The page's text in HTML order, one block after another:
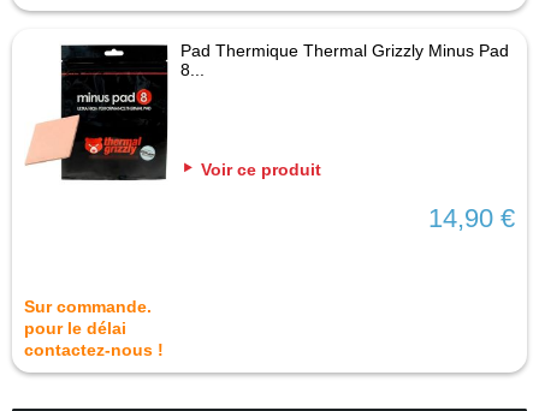
Pad Thermique Thermal Grizzly Minus Pad
8...
Voir ce produit
14,90 €
Sur commande.
pour le délai
contactez-nous !